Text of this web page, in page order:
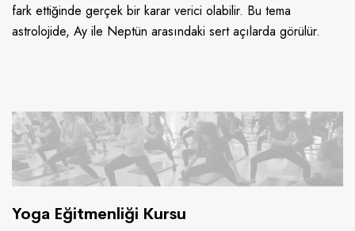
fark ettiğinde gerçek bir karar verici olabilir. Bu tema
astrolojide, Ay ile Neptün arasındaki sert açılarda görülür.
Yoga Eğitmenliği Kursu